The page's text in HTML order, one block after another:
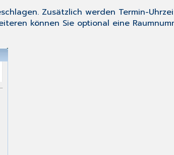
Zusätzlich werden Termin-
können Sie optional eine